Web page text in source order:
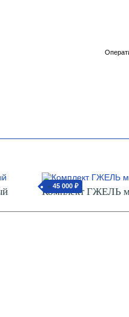
от45 000 ₽
Комплект ГЖЕЛЬ